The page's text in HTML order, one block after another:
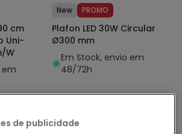
cm
Uni-
W
em
New PROMO
Plafon LED 30W Circular
Ø300 mm
Em Stock, envio em
48/72h
de publicidade